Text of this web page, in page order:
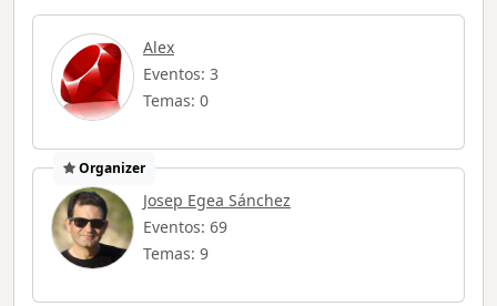
Alex
Eventos: 3
Temas: 0
Organizer
Josep Egea Sánchez
Eventos: 69
Temas: 9